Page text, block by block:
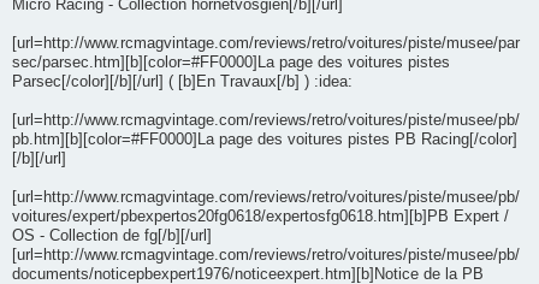
Micro Racing - Collection hornetvosgien[/b][/url]
[url=http://www.rcmagvintage.com/reviews/retro/voitures/piste/musee/par
sec/parsec.htm][b][color=#FF0000]La page des voitures pistes
Parsec[/color][/b][/url] ( [b]En Travaux[/b] ) :idea:
[url=http://www.rcmagvintage.com/reviews/retro/voitures/piste/musee/pb/
pb.htm][b][color=#FF0000]La page des voitures pistes PB Racing[/color]
[/b][/url]
[url=http://www.rcmagvintage.com/reviews/retro/voitures/piste/musee/pb/
voitures/expert/pbexpertos20fg0618/expertosfg0618.htm][b]PB Expert /
OS - Collection de fg[/b][/url]
[url=http://www.rcmagvintage.com/reviews/retro/voitures/piste/musee/pb/
documents/noticepbexpert1976/noticeexpert.htm][b]Notice de la PB